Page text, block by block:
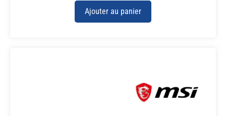
Ajouter au panier